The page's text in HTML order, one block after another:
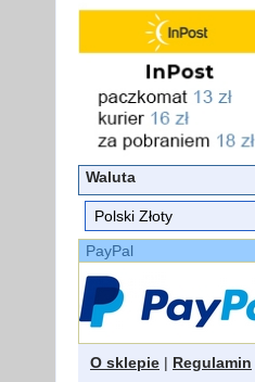
Waluta
PayPal
O sklepie | Regulamin